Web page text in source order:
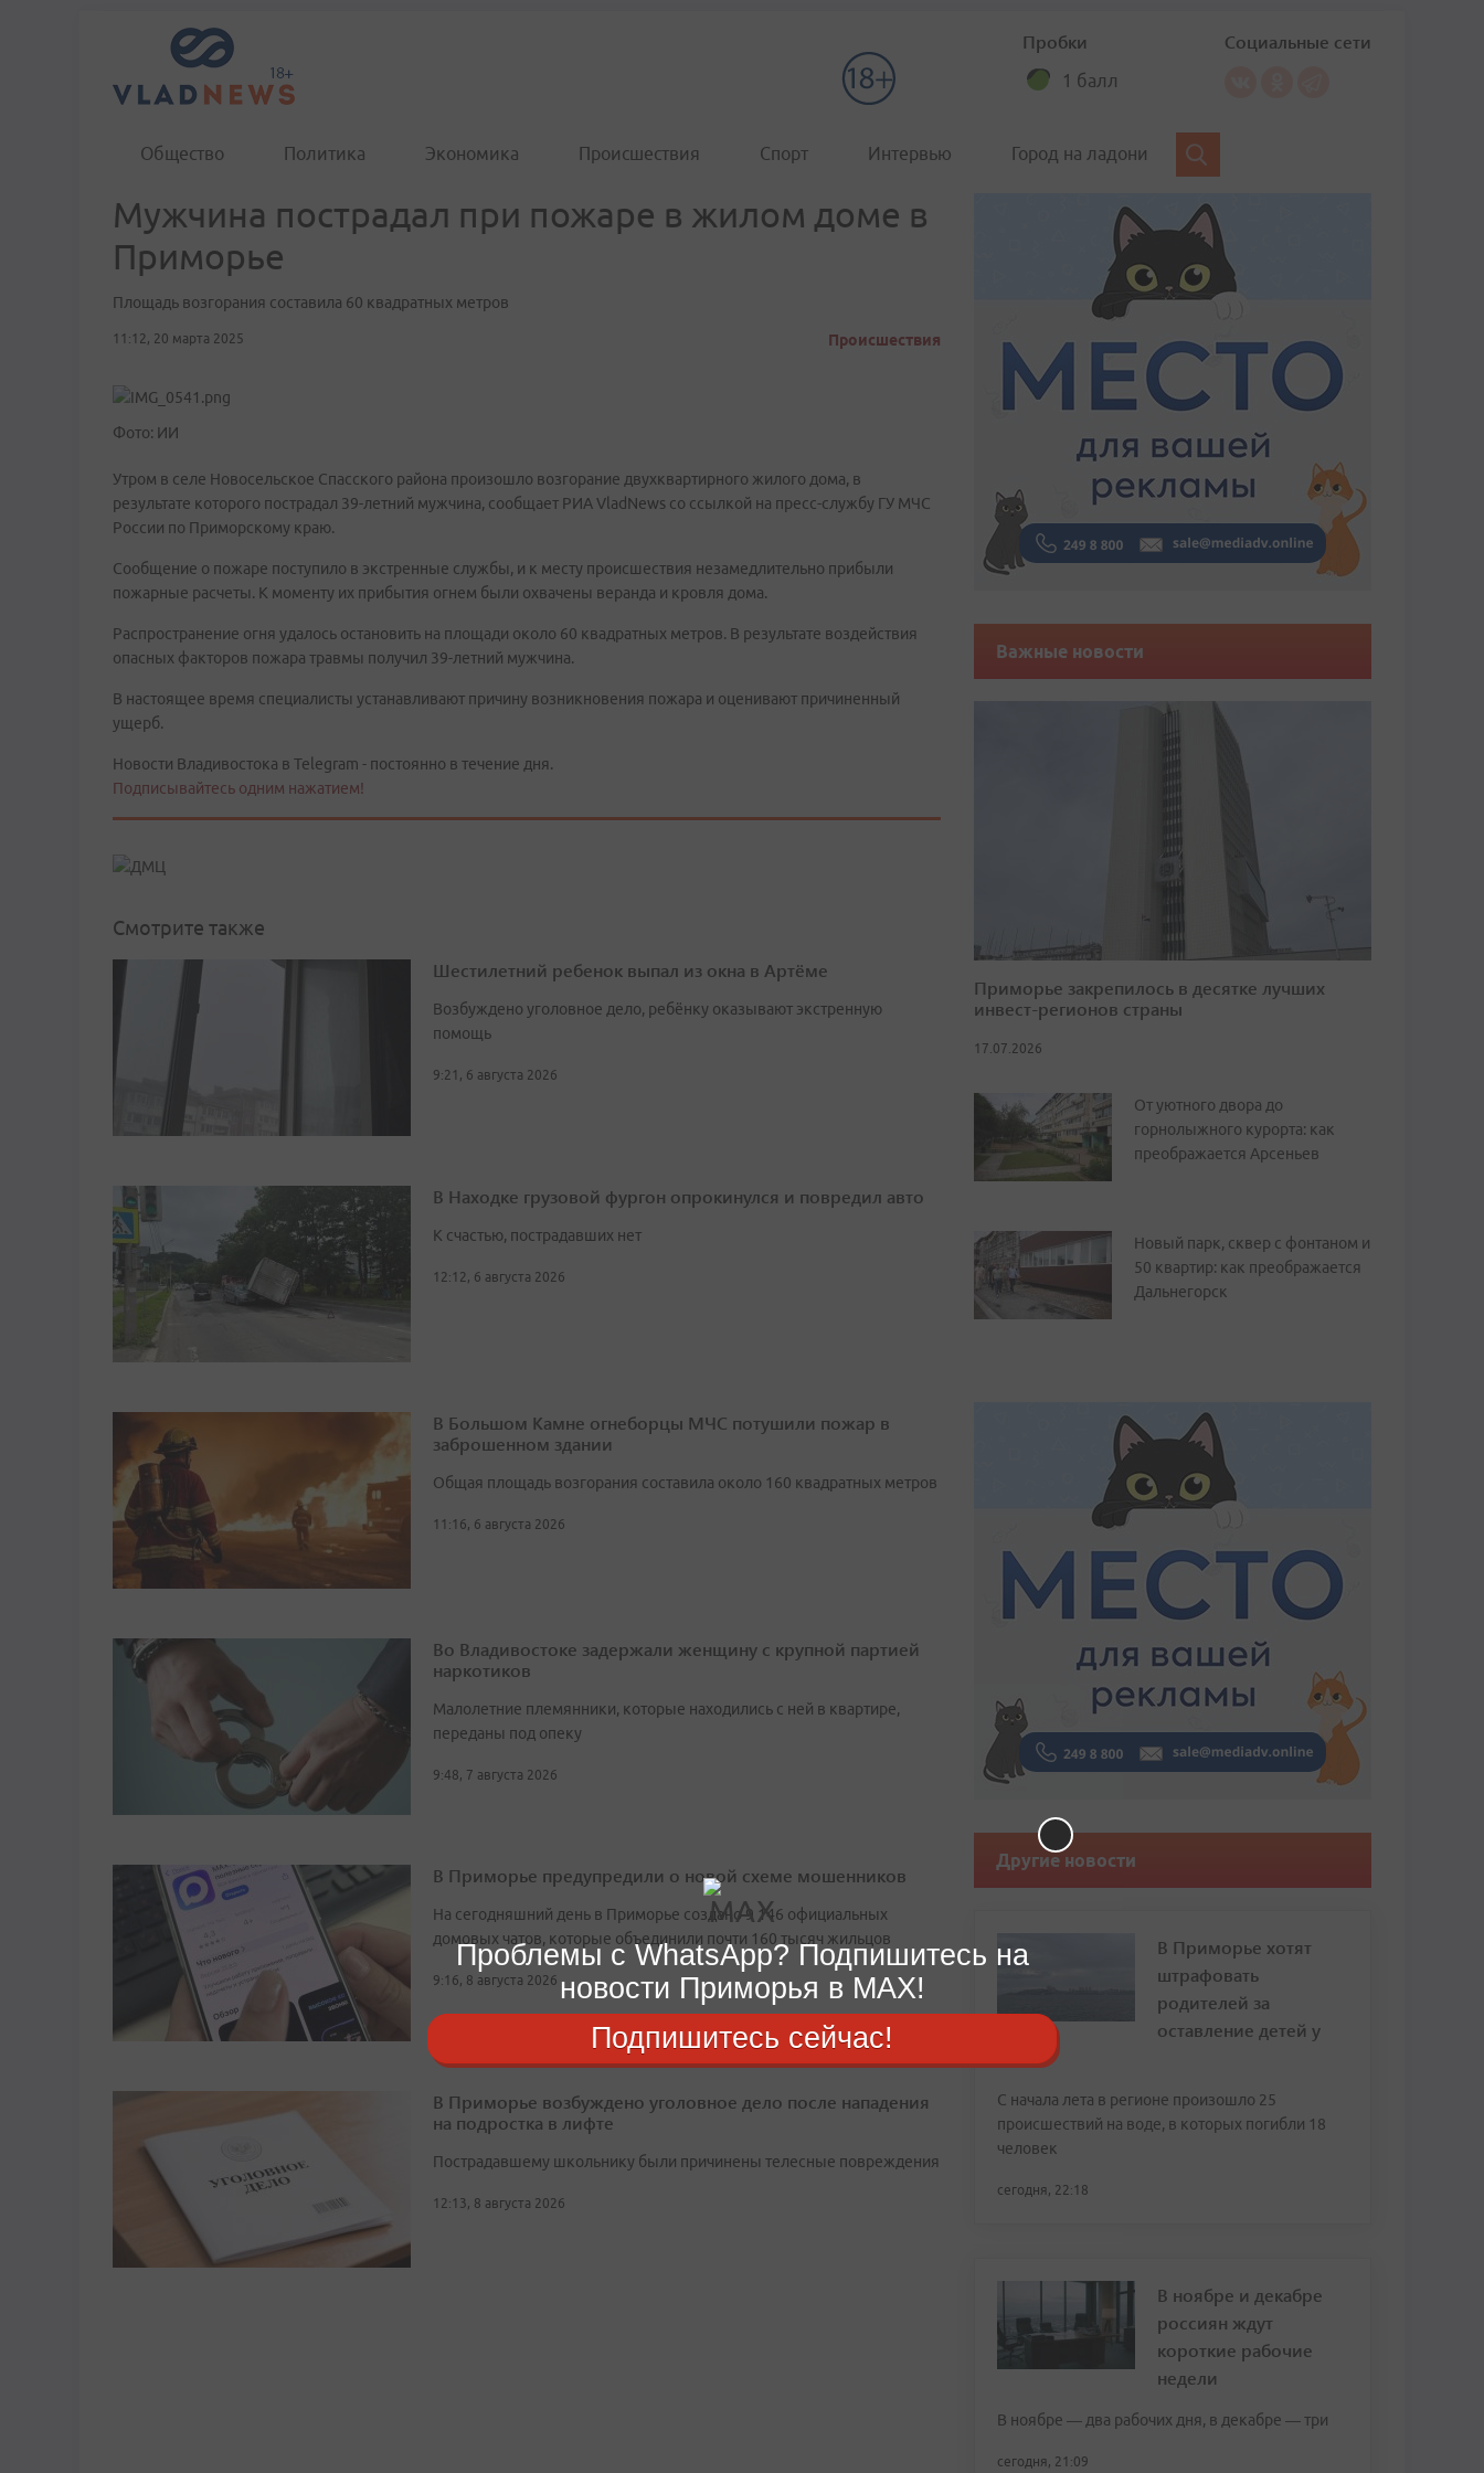
Пробки
1 балл
Социальные сети
Общество Политика Экономика Происшествия Спорт Интервью Город на ладони
Мужчина пострадал при пожаре в жилом доме в
Приморье
Площадь возгорания составила 60 квадратных метров
11:12, 20 марта 2025 Происшествия
Фото: ИИ
Утром в селе Новосельское Спасского района произошло возгорание двухквартирного жилого дома, в
результате которого пострадал 39-летний мужчина, сообщает РИА VladNews со ссылкой на пресс-службу ГУ МЧС
России по Приморскому краю.
Сообщение о пожаре поступило в экстренные службы, и к месту происшествия незамедлительно прибыли
пожарные расчеты. К моменту их прибытия огнем были охвачены веранда и кровля дома.
Распространение огня удалось остановить на площади около 60 квадратных метров. В результате воздействия
опасных факторов пожара травмы получил 39-летний мужчина.
В настоящее время специалисты устанавливают причину возникновения пожара и оценивают причиненный
ущерб.
Новости Владивостока в Telegram - постоянно в течение дня.
Подписывайтесь одним нажатием!
Смотрите также
Шестилетний ребенок выпал из окна в Артёме
Возбуждено уголовное дело, ребёнку оказывают экстренную
помощь
9:21, 6 августа 2026
В Находке грузовой фургон опрокинулся и повредил авто
К счастью, пострадавших нет
12:12, 6 августа 2026
В Большом Камне огнеборцы МЧС потушили пожар в
заброшенном здании
Общая площадь возгорания составила около 160 квадратных метров
11:16, 6 августа 2026
Во Владивостоке задержали женщину с крупной партией
наркотиков
Малолетние племянники, которые находились с ней в квартире,
переданы под опеку
9:48, 7 августа 2026
В Приморье предупредили о новой схеме мошенников
На сегодняшний день в Приморье создано 9 146 официальных
домовых чатов, которые объединили почти 160 тысяч жильцов
9:16, 8 августа 2026
В Приморье возбуждено уголовное дело после нападения
на подростка в лифте
Пострадавшему школьнику были причинены телесные повреждения
12:13, 8 августа 2026
Важные новости
Приморье закрепилось в десятке лучших
инвест-регионов страны
17.07.2026
От уютного двора до
горнолыжного курорта: как
преображается Арсеньев
Новый парк, сквер с фонтаном и
50 квартир: как преображается
Дальнегорск
Другие новости
В Приморье хотят
штрафовать
родителей за
оставление детей у
С начала лета в регионе произошло 25
происшествий на воде, в которых погибли 18
человек
сегодня, 22:18
В ноябре и декабре
россиян ждут
короткие рабочие
недели
В ноябре — два рабочих дня, в декабре — три
сегодня, 21:09
Проблемы с WhatsApp? Подпишитесь на
новости Приморья в MAX!
Подпишитесь сейчас!